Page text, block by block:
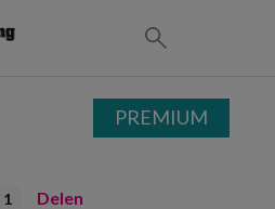
1 Delen
PREMIUM